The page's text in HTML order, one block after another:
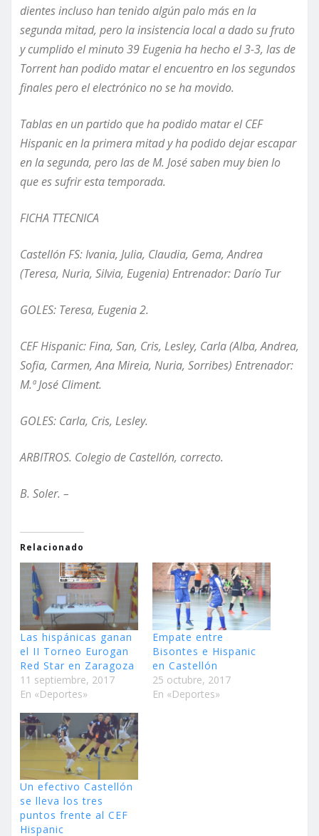
dientes incluso han tenido algún palo más en la
segunda mitad, pero la insistencia local a dado su fruto
y cumplido el minuto 39 Eugenia ha hecho el 3-3, las de
Torrent han podido matar el encuentro en los segundos
finales pero el electrónico no se ha movido.
Tablas en un partido que ha podido matarel CEF
Hispanic en la primera mitad y ha podido dejar escapar
en la segunda, pero las de M. José saben muy bien lo
que es sufrir esta temporada.
FICHA TTECNICA
Castellón FS:Ivania, Julia, Claudia, Gema, Andrea
(Teresa, Nuria, Silvia, Eugenia) Entrenador:Darío Tur
GOLES: Teresa, Eugenia 2.
CEF Hispanic: Fina, San, Cris, Lesley, Carla (Alba, Andrea,
Sofia, Carmen, Ana Mireia, Nuria, Sorribes) Entrenador:
M.ª José Climent.
GOLES: Carla, Cris, Lesley.
ARBITROS. Colegio de Castellón, correcto.
B. Soler. –
Relacionado
Las hispánicas ganan
el II Torneo Eurogan
Red Star en Zaragoza
11 septiembre, 2017
En «Deportes»
Empate entre
Bisontes e Hispanic
en Castellón
25 octubre, 2017
En «Deportes»
Un efectivo Castellón
se lleva los tres
puntos frente al CEF
Hispanic